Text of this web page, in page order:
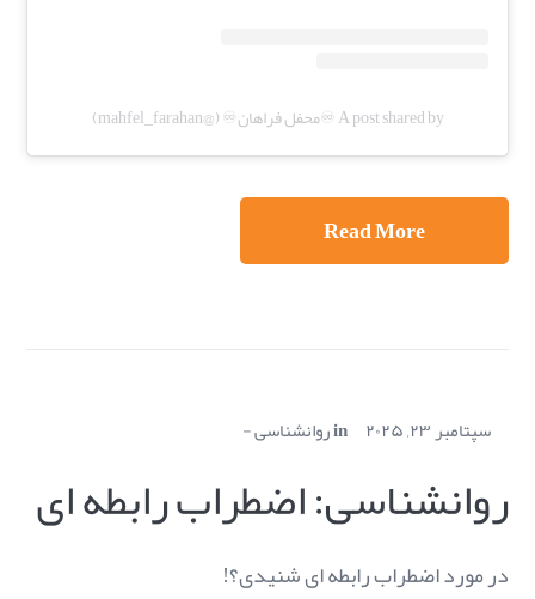
A post shared by ♾️محفل فراهان♾️ (@mahfel_farahan)
Read More
سپتامبر ۲۳, ۲۰۲۵ inروانشناسی
روانشناسی: اضطراب رابطه ای
در مورد اضطراب رابطه ای شنیدی؟!